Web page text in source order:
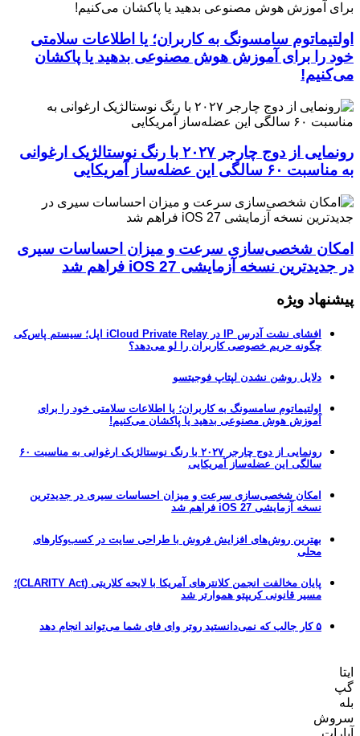
اولتیماتوم سامسونگ به کاربران؛ یا اطلاعات سلامتی
خود را برای آموزش هوش مصنوعی بدهید یا پاکشان
می‌کنیم!
رونمایی از دوج چارجر ۲۰۲۷ با رنگ نوستالژیک ارغوانی
به مناسبت ۶۰ سالگی این عضله‌ساز آمریکایی
امکان شخصی‌سازی سرعت و میزان احساسات سیری
در جدیدترین نسخه آزمایشی iOS 27 فراهم شد
پیشنهاد ویژه
افشای نشت آدرس IP در iCloud Private Relay اپل؛ سیستم پاس‌کی
چگونه حریم خصوصی کاربران را لو می‌دهد؟
دلایل روشن نشدن لپتاپ فوجیتسو
اولتیماتوم سامسونگ به کاربران؛ یا اطلاعات سلامتی خود را برای
آموزش هوش مصنوعی بدهید یا پاکشان می‌کنیم!
رونمایی از دوج چارجر ۲۰۲۷ با رنگ نوستالژیک ارغوانی به مناسبت ۶۰
سالگی این عضله‌ساز آمریکایی
امکان شخصی‌سازی سرعت و میزان احساسات سیری در جدیدترین
نسخه آزمایشی iOS 27 فراهم شد
بهترین روش‌های افزایش فروش با طراحی سایت در کسب‌وکارهای
محلی
پایان مخالفت انجمن کلانترهای آمریکا با لایحه کلاریتی (CLARITY Act)؛
مسیر قانونی کریپتو هموارتر شد
۵ کار جالب که نمی‌دانستید روتر وای فای شما می‌تواند انجام دهد
ایتا
گپ
بله
سروش